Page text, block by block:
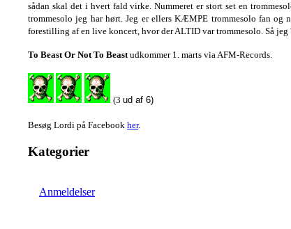
sådan skal det i hvert fald virke. Nummeret er stort set en
trommesolo jeg har hørt. Jeg er ellers KÆMPE trommesolo fan og
forestilling af en live koncert, hvor der ALTID var trommesolo. Så
To Beast Or Not To Beastudkommer 1. marts via AFM-Records.
(3 ud af 6)
Besøg Lordi på Facebook her.
Kategorier
Anmeldelser